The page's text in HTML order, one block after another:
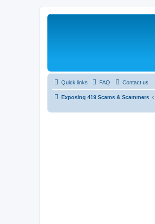
Quick links FAQ Contact us
Exposing 419 Scams & Scammers